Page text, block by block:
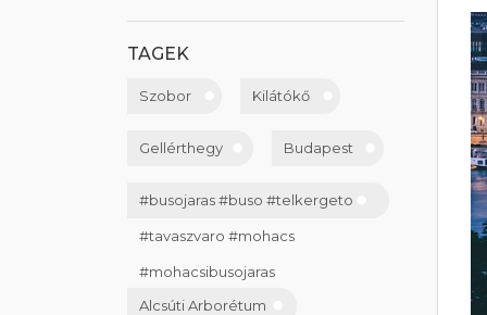
TAGEK
Szobor Kilátókő
Gellérthegy Budapest
#busojaras #buso #telkergeto
#tavaszvaro #mohacs
#mohacsibusojaras
Alcsúti Arborétum